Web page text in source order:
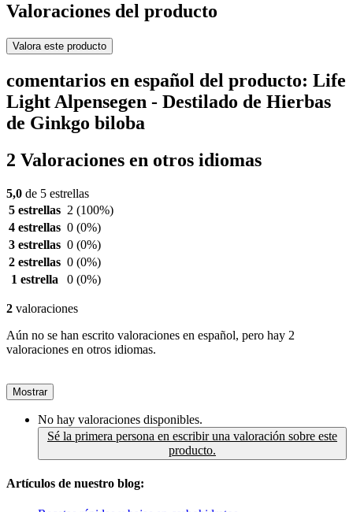
Valoraciones del producto
Valora este producto
comentarios en español del producto: Life
Light Alpensegen - Destilado de Hierbas
de Ginkgo biloba
2 Valoraciones en otros idiomas
5,0 de 5 estrellas
5 estrellas 2 (100%)
4 estrellas 0 (0%)
3 estrellas 0 (0%)
2 estrellas 0 (0%)
1 estrella
0 (0%)
2 valoraciones
Aún no se han escrito valoraciones en español, pero hay 2
valoraciones en otros idiomas.
Mostrar
No hay valoraciones disponibles.
Sé la primera persona en escribir una valoración sobre este
producto.
Artículos de nuestro blog: